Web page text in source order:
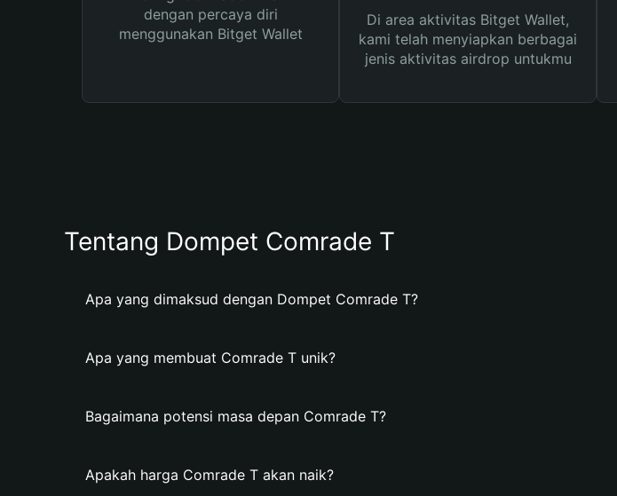
dengan percaya diri
menggunakan Bitget Wallet
Di area aktivitas Bitget Wallet,
kami telah menyiapkan berbagai
jenis aktivitas airdrop untukmu
Tentang Dompet Comrade T
Apa yang dimaksud dengan Dompet Comrade T?
Apa yang membuat Comrade T unik?
Bagaimana potensi masa depan Comrade T?
Apakah harga Comrade T akan naik?